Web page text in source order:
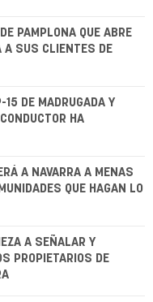
PAMPLONA QUE ABRE
A SUS CLIENTES DE
DE MADRUGADA Y
HA
A NAVARRA A MENAS
QUE HAGAN LO
A SEÑALAR Y
PROPIETARIOS DE